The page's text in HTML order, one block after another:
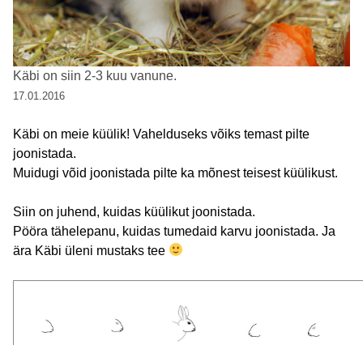
Käbi on siin 2-3 kuu vanune.
17.01.2016
Käbi on meie küülik! Vahelduseks võiks temast pilte
joonistada.
Muidugi võid joonistada pilte ka mõnest teisest küülikust.
Siin on juhend, kuidas küülikut joonistada.
Pööra tähelepanu, kuidas tumedaid karvu joonistada. Ja
ära Käbi üleni mustaks tee